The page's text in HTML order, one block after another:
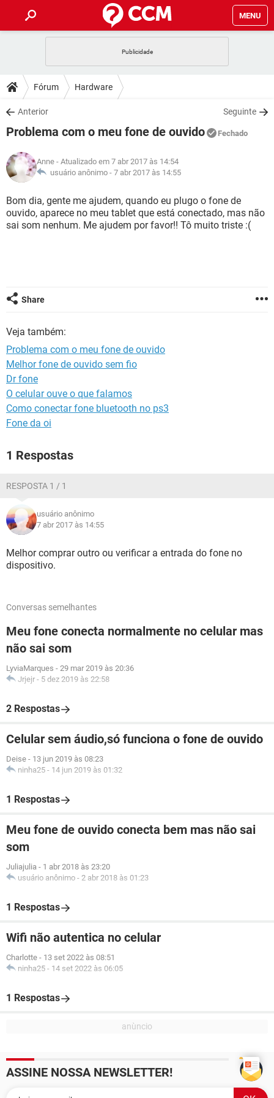
MENU
CELULAR
OUTLOOK
INSTAGRAM GMAIL
GUIA DE COMPRAS
DICAS
JOGOS
INSTAGRAM GMAIL
GUIA DE COMPRAS
DOWNLOADS
JOGOS WHATSAPP
CELULAR
OUTLOOK EXCEL
INSTAGRAM GMAIL
GUIA DE COMPRAS
JOGOS WHATSAPP
CELULAR
OUTLOOK EXCEL
INSTAGRAM GMAIL
GLOSSÁRIO
JOGOS WHATSAPP
CELULAR FACEBOOK
Fórum Hardware
Anterior Seguinte
Problema com o meu fone de ouvido Fechado
Anne - Atualizado em 7 abr 2017 às 14:54
usuário anônimo - 7 abr 2017 às 14:55
Bom dia, gente me ajudem, quando eu plugo o fone de
ouvido, aparece no meu tablet que está conectado, mas não
sai som nenhum. Me ajudem por favor!! Tô muito triste :(
Share
Veja também:
Problema com o meu fone de ouvido
Melhor fone de ouvido sem fio
Dr fone
O celular ouve o que falamos
Como conectar fone bluetooth no ps3
Fone da oi
1 Respostas
RESPOSTA 1 / 1
usuário anônimo
7 abr 2017 às 14:55
Melhor comprar outro ou verificar a entrada do fone no
dispositivo.
Conversas semelhantes
Meu fone conecta normalmente no celular mas
não sai som
LyviaMarques - 29 mar 2019 às 20:36
Jrjejr - 5 dez 2019 às 22:58
2 Respostas
Celular sem áudio,só funciona o fone de ouvido
Deise - 13 jun 2019 às 08:23
ninha25 - 14 jun 2019 às 01:32
1 Respostas
Meu fone de ouvido conecta bem mas não sai
som
Juliajulia - 1 abr 2018 às 23:20
usuário anônimo - 2 abr 2018 às 01:23
1 Respostas
Wifi não autentica no celular
Charlotte - 13 set 2022 às 08:51
ninha25 - 14 set 2022 às 06:05
1 Respostas
ASSINE NOSSA NEWSLETTER!